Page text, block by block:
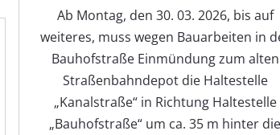
Ab Montag, den 30. 03. 2026, bis auf
weiteres, muss wegen Bauarbeiten in
Bauhofstraße Einmündung zum alten
Straßenbahndepot die Haltestelle
„Kanalstraße“ in Richtung Haltestelle
„Bauhofstraße“ um ca. 35 m hinter die